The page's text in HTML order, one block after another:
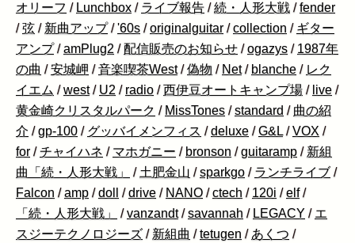
オリーフ / Lunchbox / ライブ報告 /続・人形大戦 /fender
/弦 / 新曲アップ /'60s /originalguitar /collection / ギター
アンプ /amPlug2 /配信販売のお知らせ /ogazys / 1987年
の曲 /安城岬 /音楽喫茶West /偽物 / Net / blanche / レク
イエム /west / U2 / radio /西伊豆オートキャンプ場 / live /
黄金崎クリスタルパーク / MissTones /standard / 曲の紹
介 /gp-100 / グッバイメンフィス /deluxe /G&L /VOX /
for /チャイハネ / マホガニー / bronson /guitaramp / 新組
曲「続・人形大戦」
/ 土肥金山 /sparkgo / ランチライブ /
Falcon /amp /doll /drive / NANO /ctech / 120i /elf /
「続・人形大戦」
/vanzandt /savannah / LEGACY / エ
スジーテクノロジーズ / 新組曲 /tetugen / あくつ /